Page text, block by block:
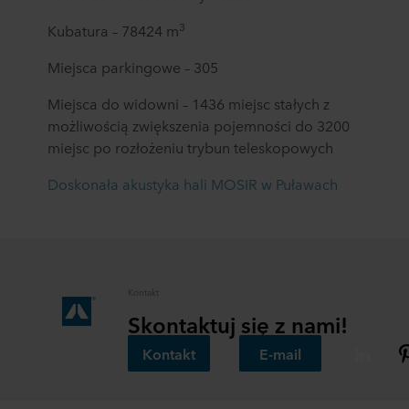
zaś na temat przetwarzania przez nas danych
między innymi, która konkretnie spółka ROCKWOOL jest
administratorem Twoim danych osobowych.
Kubatura – 78424 m3
Miejsca parkingowe – 305
Miejsca do widowni – 1436 miejsc stałych z
możliwością zwiększenia pojemności do 3200
miejsc po rozłożeniu trybun teleskopowych
Doskonała akustyka hali MOSIR w Puławach
Kontakt
Skontaktuj się z nami!
Kontakt E-mail